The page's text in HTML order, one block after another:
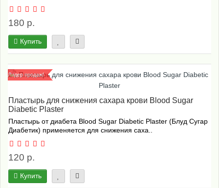
180 р.
Купить
Лидер продаж!
Пластырь для снижения сахара крови Blood Sugar
Diabetic Plaster
Пластырь от диабета Blood Sugar Diabetic Plaster (Блуд Сугар
Диабетик) применяется для снижения саха..
120 р.
Купить